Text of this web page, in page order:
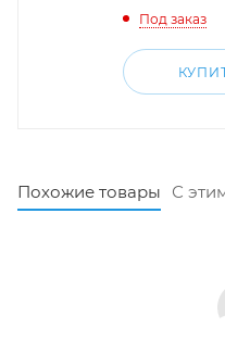
Под заказ
Похожие товары С